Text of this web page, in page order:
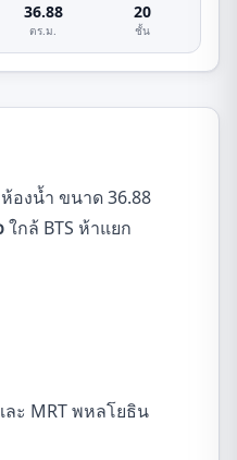
36.88
ตร.ม.
20
ชั้น
องน้ำ ขนาด 36.88
ใกล้ BTS ห้าแยก
ละ MRT พหลโยธิน